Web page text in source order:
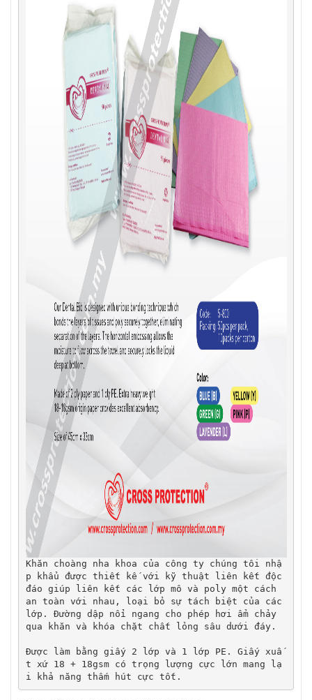
Khăn choàng nha khoa của công ty chúng tôi nhậ
p khẩu được thiết kế với kỹ thuật liên kết độc
đáo giúp liên kết các lớp mô và poly một cách
an toàn với nhau, loại bỏ sự tách biệt của các
lớp. Đường dập nổi ngang cho phép hơi ẩm chảy
qua khăn và khóa chặt chất lỏng sâu dưới đáy.
Được làm bằng giấy 2 lớp và 1 lớp PE. Giấy xuấ
t xứ 18 + 18gsm có trọng lượng cực lớn mang lạ
i khả năng thấm hút cực tốt.